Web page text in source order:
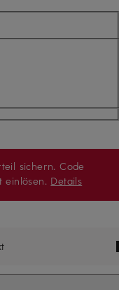
sichern. Code
einlösen. Details